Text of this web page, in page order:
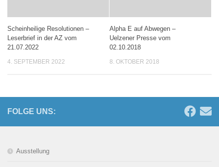
Scheinheilige Resolutionen –
Leserbrief in der AZ vom
21.07.2022
4. SEPTEMBER 2022
Alpha E auf Abwegen –
Uelzener Presse vom
02.10.2018
8. OKTOBER 2018
FOLGE UNS:
Ausstellung